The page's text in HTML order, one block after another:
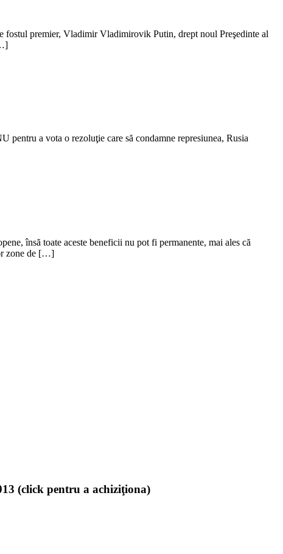
fostul premier, Vladimir Vladimirovik Putin, drept noul Preşedinte al
pentru a vota o rezoluţie care să condamne represiunea, Rusia
însă toate aceste beneficii nu pot fi permanente, mai ales că
zone de […]
(click pentru a achiziţiona)